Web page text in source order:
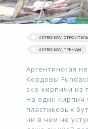
#‎STROIKOV_ТРЕНДЫ‬
Аргентинская
Кордовы
эко-кирпичи из
На один кирпич
пластиковых
ни в чем не